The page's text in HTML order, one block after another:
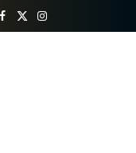
Facebook
X
Instagram